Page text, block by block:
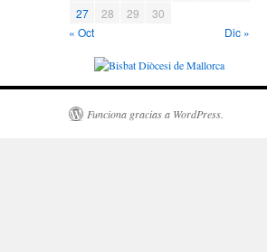
27
28 29
30
« Oct
Dic »
Funciona gracias a WordPress.